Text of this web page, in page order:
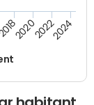
202020222024